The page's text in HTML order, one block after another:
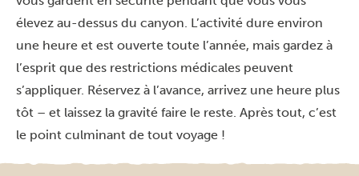
élevez au-dessus du canyon. L’activité dure environ
une heure et est ouverte toute l’année, mais gardez à
l’esprit que des restrictions médicales peuvent
s’appliquer. Réservez à l’avance, arrivez une heure plus
tôt – et laissez la gravité faire le reste. Après tout, c’est
le point culminant de tout voyage !